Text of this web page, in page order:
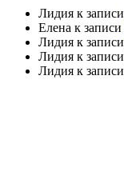
Лидия к записи
Елена к записи
Лидия к записи
Лидия к записи
Лидия к записи